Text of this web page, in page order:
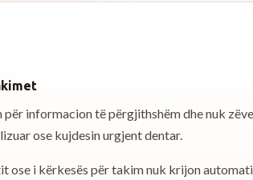
informacion të përgjithshëm dhe nuk
ose kujdesin urgjent dentar.
i kërkesës për takim nuk krijon